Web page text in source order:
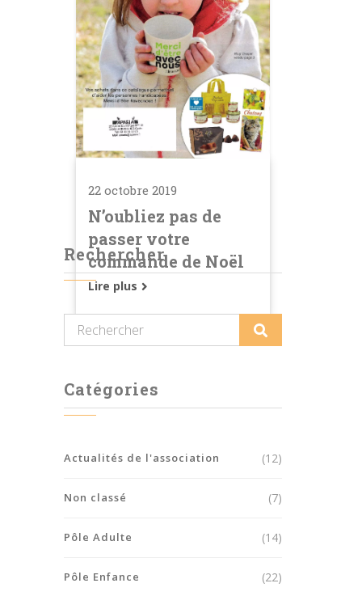
22 octobre 2019
N’oubliez pas de
passer votre
commande de Noël
Lire plus
Rechercher
Catégories
Actualités de l'association (12)
Non classé (7)
Pôle Adulte (14)
Pôle Enfance (22)